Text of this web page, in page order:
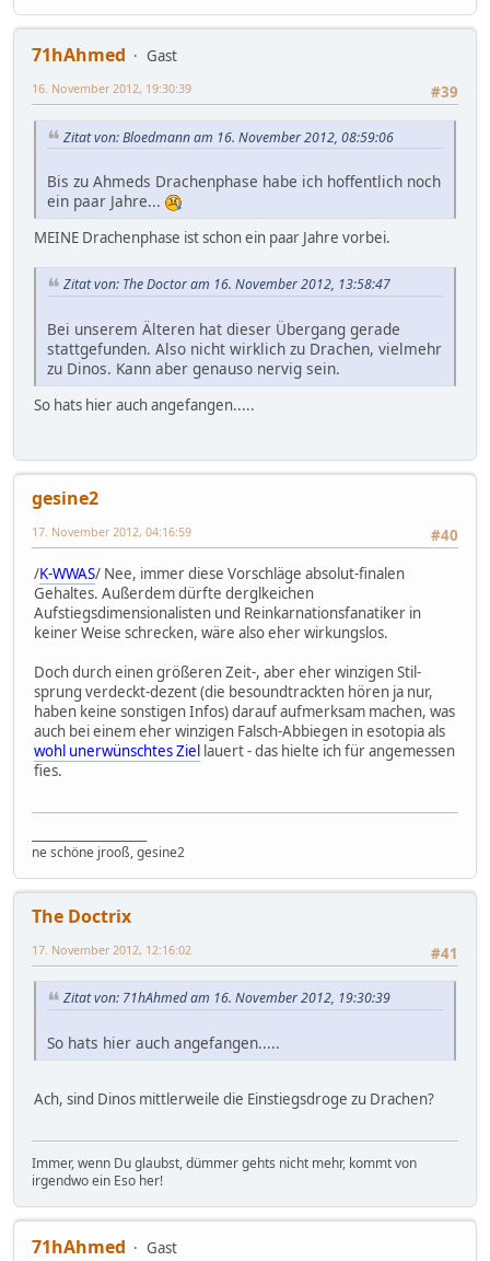
71hAhmed
Gast
#39
16. November 2012, 19:30:39
Zitat von: Bloedmann am 16. November 2012, 08:59:06
Bis zu Ahmeds Drachenphase habe ich hoffentlich noch
ein paar Jahre...
MEINE Drachenphase ist schon ein paar Jahre vorbei.
Zitat von: The Doctor am 16. November 2012, 13:58:47
Bei unserem Älteren hat dieser Übergang gerade
stattgefunden. Also nicht wirklich zu Drachen, vielmehr
zu Dinos. Kann aber genauso nervig sein.
So hats hier auch angefangen.....
gesine2
#40
17. November 2012, 04:16:59
/K-WWAS/ Nee, immer diese Vorschläge absolut-finalen
Gehaltes. Außerdem dürfte derglkeichen
Aufstiegsdimensionalisten und Reinkarnationsfanatiker in
keiner Weise schrecken, wäre also eher wirkungslos.
Doch durch einen größeren Zeit-, aber eher winzigen Stil-
sprung verdeckt-dezent (die besoundtrackten hören ja nur,
haben keine sonstigen Infos) darauf aufmerksam machen, was
auch bei einem eher winzigen Falsch-Abbiegen in esotopia als
wohl unerwünschtes Ziel lauert - das hielte ich für angemessen
fies.
ne schöne jrooß, gesine2
The Doctrix
#41
17. November 2012, 12:16:02
Zitat von: 71hAhmed am 16. November 2012, 19:30:39
So hats hier auch angefangen.....
Ach, sind Dinos mittlerweile die Einstiegsdroge zu Drachen?
Immer, wenn Du glaubst, dümmer gehts nicht mehr, kommt von
irgendwo ein Eso her!
71hAhmed
Gast